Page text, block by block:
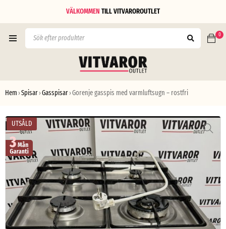
VÄLKOMMEN TILLVITVAROROUTLET
0
Hem ›Spisar ›Gasspisar ›Gorenje gasspis med varmluftsugn – rostfri
UTSÅLD